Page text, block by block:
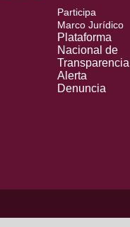
Participa
Marco Jurídico
Plataforma
Nacional de
Transparencia
Alerta
Denuncia